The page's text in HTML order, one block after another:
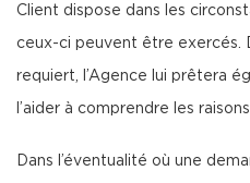
Client dispose dans les
ceux-ci peuvent être exercés.
requiert, l’Agence lui prêtera
l’aider à comprendre les
Dans l’éventualité où une